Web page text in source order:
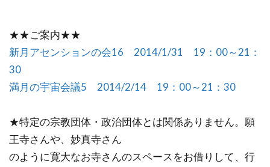
★★ご案内★★
新月アセンションの会16 2014/1/31 19：00～21：
30
満月の宇宙会議5 2014/2/14 19：00～21：30
★特定の宗教団体・政治団体とは関係ありません。願
王寺さんや、妙真寺さん
のように寛大なお寺さんのスペースをお借りして、行